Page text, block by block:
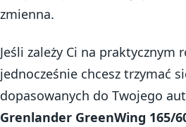
zmienna.
Jeśli zależy Ci na praktycznym
jednocześnie chcesz trzymać
dopasowanych do Twojego
Grenlander GreenWing 165/